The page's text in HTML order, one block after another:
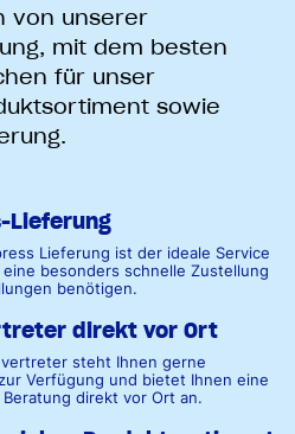
von unserer
mit dem besten
für unser
sowie
Lieferung
Lieferung ist der ideale Service
besonders schnelle Zustellung
benötigen.
direkt vor Ort
steht Ihnen gerne
Verfügung und bietet Ihnen eine
direkt vor Ort an.